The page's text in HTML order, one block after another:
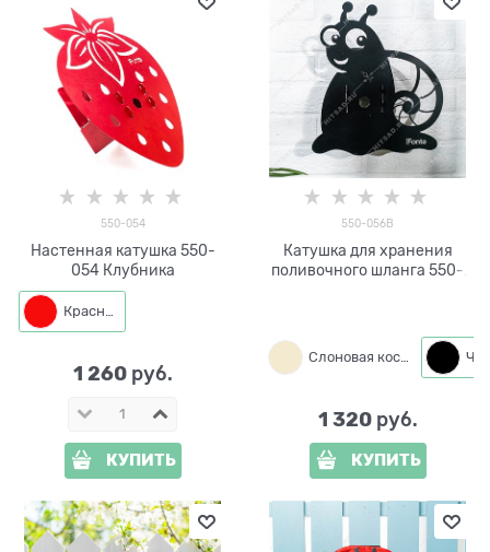
550-054
Настенная катушка 550-
054 Клубника
Красный
1 260 руб.
КУПИТЬ
550-056B
Катушка для хранения
поливочного шланга 550-
Слоновая кость
1 320 руб.
КУПИТЬ